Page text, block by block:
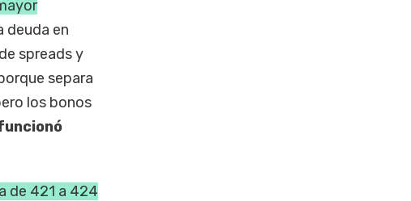
deuda en
spreads y
separa
los bonos
de 421 a 424